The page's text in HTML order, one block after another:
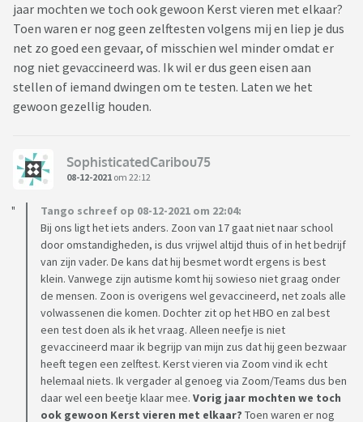
jaar mochten we toch ook gewoon Kerst vieren met elkaar?
Toen waren er nog geen zelftesten volgens mij en liep je dus
net zo goed een gevaar, of misschien wel minder omdat er
nog niet gevaccineerd was. Ik wil er dus geen eisen aan
stellen of iemand dwingen om te testen. Laten we het
gewoon gezellig houden.
SophisticatedCaribou75
08-12-2021 om 22:12
Tango schreef op 08-12-2021 om 22:04:
Bij ons ligt het iets anders. Zoon van 17 gaat niet naar school
door omstandigheden, is dus vrijwel altijd thuis of in het bedrijf
van zijn vader. De kans dat hij besmet wordt ergens is best
klein. Vanwege zijn autisme komt hij sowieso niet graag onder
de mensen. Zoon is overigens wel gevaccineerd, net zoals alle
volwassenen die komen. Dochter zit op het HBO en zal best
een test doen als ik het vraag. Alleen neefje is niet
gevaccineerd maar ik begrijp van mijn zus dat hij geen bezwaar
heeft tegen een zelftest. Kerst vieren via Zoom vind ik echt
helemaal niets. Ik vergader al genoeg via Zoom/Teams dus ben
daar wel een beetje klaar mee. Vorig jaar mochten we toch
ook gewoon Kerst vieren met elkaar? Toen waren er nog